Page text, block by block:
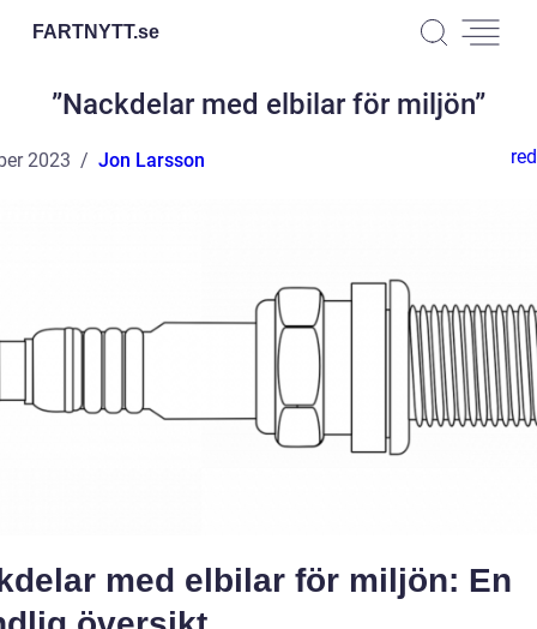
FARTNYTT.se
”Nackdelar med elbilar för miljön”
2023 Jon Larsson
med elbilar för miljön: En